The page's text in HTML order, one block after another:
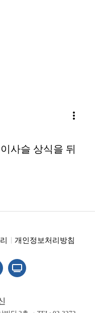
more_vert
사슬 상식을 뒤
개인정보처리방침